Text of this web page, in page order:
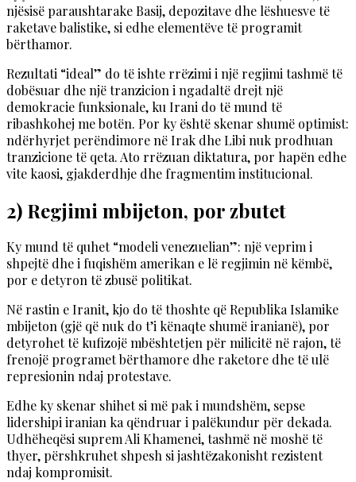
njësisë paraushtarake Basij, depozitave dhe lëshuesve të
raketave balistike, si edhe elementëve të programit
bërthamor.
Rezultati “ideal” do të ishte rrëzimi i një regjimi tashmë të
dobësuar dhe një tranzicion i ngadaltë drejt një
demokracie funksionale, ku Irani do të mund të
ribashkohej me botën. Por ky është skenar shumë optimist:
ndërhyrjet perëndimore në Irak dhe Libi nuk prodhuan
tranzicione të qeta. Ato rrëzuan diktatura, por hapën edhe
vite kaosi, gjakderdhje dhe fragmentim institucional.
2) Regjimi mbijeton, por zbutet
Ky mund të quhet “modeli venezuelian”: një veprim i
shpejtë dhe i fuqishëm amerikan e lë regjimin në këmbë,
por e detyron të zbusë politikat.
Në rastin e Iranit, kjo do të thoshte që Republika Islamike
mbijeton (gjë që nuk do t’i kënaqte shumë iranianë), por
detyrohet të kufizojë mbështetjen për milicitë në rajon, të
frenojë programet bërthamore dhe raketore dhe të ulë
represionin ndaj protestave.
Edhe ky skenar shihet si më pak i mundshëm, sepse
lidershipi iranian ka qëndruar i palëkundur për dekada.
Udhëheqësi suprem Ali Khamenei, tashmë në moshë të
thyer, përshkruhet shpesh si jashtëzakonisht rezistent
ndaj kompromisit.